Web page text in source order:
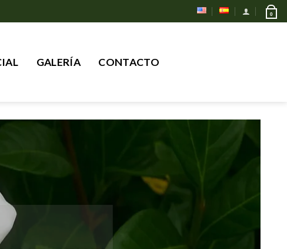
0
GALERÍA CONTACTO